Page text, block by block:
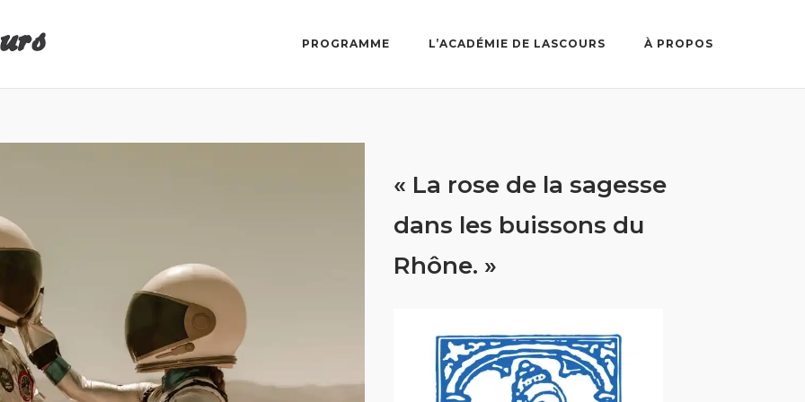
PROGRAMME L’ACADÉMIE DE LASCOURS À PROPOS
« La rose de la sagesse
dans les buissons du
Rhône. »